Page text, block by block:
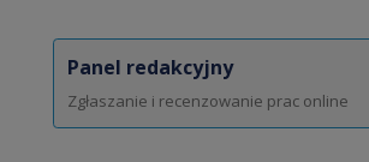
Panel redakcyjny
Zgłaszanie i recenzowanie prac online